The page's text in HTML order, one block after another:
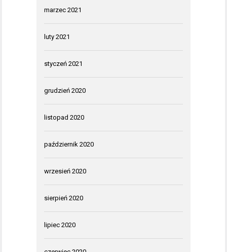
marzec 2021
luty 2021
styczeń 2021
grudzień 2020
listopad 2020
październik 2020
wrzesień 2020
sierpień 2020
lipiec 2020